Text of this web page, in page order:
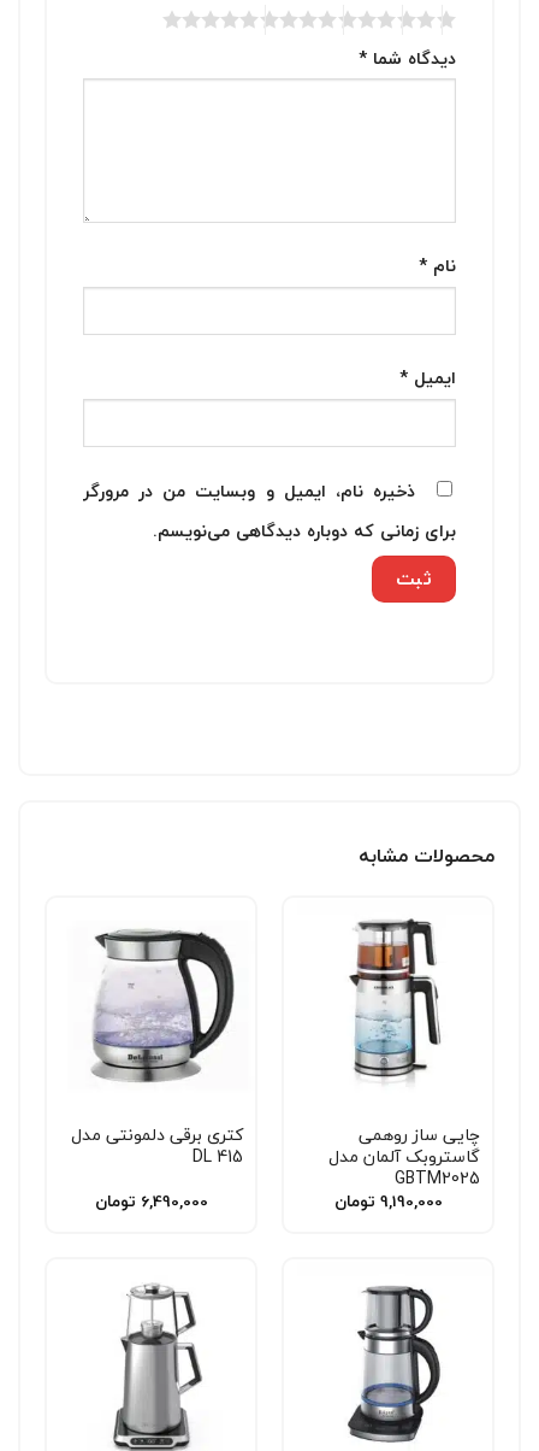
دیدگاه شما *
نام *
ایمیل *
ذخیره نام، ایمیل و وبسایت من در مرورگر
برای زمانی که دوباره دیدگاهی می‌نویسم.
محصولات مشابه
چایی ساز روهمی
گاستروبک آلمان مدل
GBTM2025
9,190,000 تومان
کتری برقی دلمونتی مدل
DL 415
6,490,000 تومان